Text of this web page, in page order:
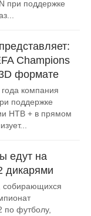
при поддержке
Champions
формате
компания
поддержке
НТВ + в прямом
едут на
дикарями
собирающихся
по футболу,